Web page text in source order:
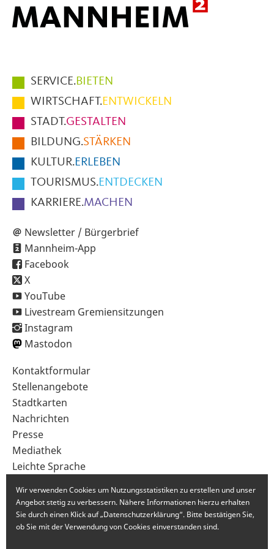
Hauptmenüpunkte
im
Fußbereich
der
Seite
SERVICE.BIETEN
WIRTSCHAFT.ENTWICKELN
STADT.GESTALTEN
BILDUNG.STÄRKEN
KULTUR.ERLEBEN
TOURISMUS.ENTDECKEN
KARRIERE.MACHEN
Newsletter / Bürgerbrief
Mannheim-App
Facebook
X
YouTube
Livestream Gremiensitzungen
Instagram
Mastodon
Sekundärnavigation
im
Fußbereich
Kontaktformular
Stellenangebote
Stadtkarten
Nachrichten
Presse
Mediathek
Leichte Sprache
Wir verwenden Cookies um Nutzungsstatistiken zu erstellen und unser
Angebot stetig zu verbessern. Nähere Informationen hierzu erhalten
Sie durch einen Klick auf „Datenschutzerklärung“. Bitte bestätigen Sie,
ob Sie mit der Verwendung von Cookies einverstanden sind.